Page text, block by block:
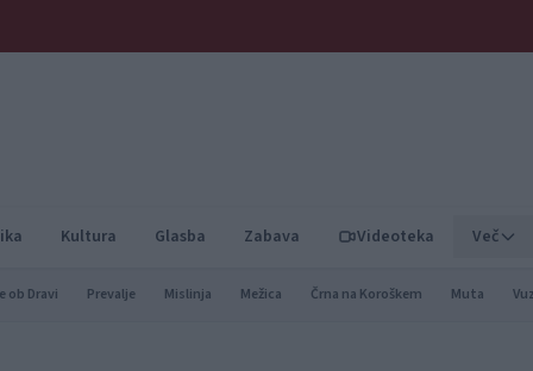
Kultura Glasba Zabava Videoteka Več
ob Dravi Prevalje Mislinja Mežica Črna na Koroškem Muta